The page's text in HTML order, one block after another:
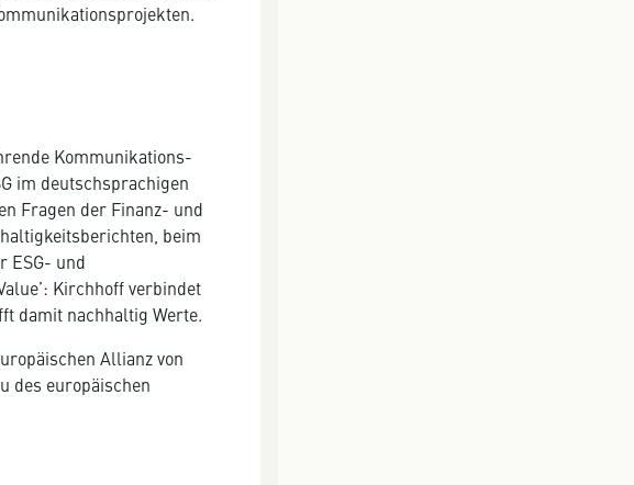
Kommunikations-
im deutschsprachigen
Fragen der Finanz- und
beim
ESG- und
Kirchhoff verbindet
damit nachhaltig Werte.
Allianz von
des europäischen